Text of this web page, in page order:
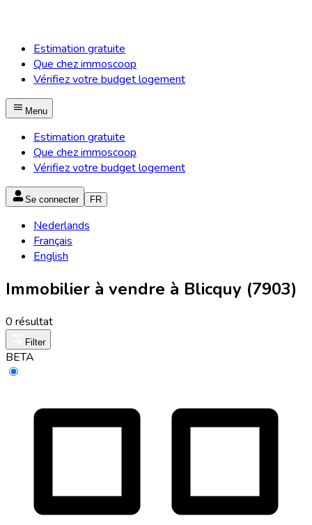
Estimation gratuite
Que chez immoscoop
Vérifiez votre budget logement
Menu
Estimation gratuite
Que chez immoscoop
Vérifiez votre budget logement
Se connecter FR
Nederlands
Français
English
Immobilier à vendre à Blicquy (7903)
0 résultat
Filter
BETA